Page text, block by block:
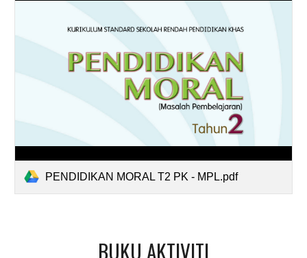
PENDIDIKAN MORAL T2 PK - MPL.pdf
BUKU AKTIVITI